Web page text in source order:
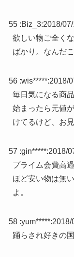
55 :Biz_3:2018/
欲しい物ご全く
ばかり。なんだ
56 :wis*****:2018/
毎日気になる商
始まったら元値
けてるけど、お
57 :gin*****:2018/
プライム会費高
ほど安い物は無
よ。
58 :yum*****:2018/
踊らされ好きの国